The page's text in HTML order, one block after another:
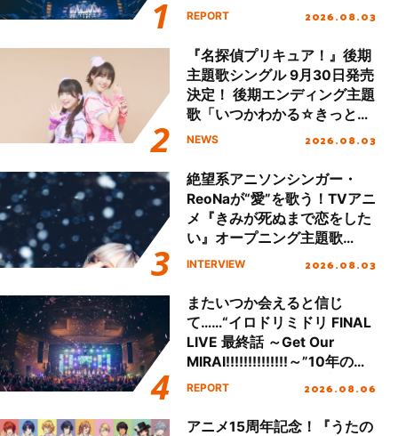
Final「NICE to meet YOU
ート!!
REPORT 2026.08.03
『名探偵プリキュア！』後期
主題歌シングル 9月30日発売
決定！ 後期エンディング主題
歌「いつかわかる☆きっとあ
える」TVサイズ先行配信開
NEWS 2026.08.03
絶望系アニソンシンガー・
ReoNaが“愛”を歌う！TVアニ
メ『きみが死ぬまで恋をした
い』オープニング主題歌
「Amore」インタビュー
INTERVIEW 2026.08.03
またいつか会えると信じ
て……“イロドリミドリ FINAL
LIVE 最終話 ～Get Our
MIRAI!!!!!!!!!!!!!!～”10年の活
動を経てファイナルを迎える
REPORT 2026.08.06
アニメ15周年記念！『うたの